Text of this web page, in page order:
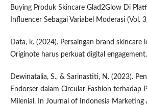
Buying Produk Skincare Glad2Glow Di
Influencer Sebagai Variabel Moderasi (Vol.
Data, k. (2024). Persaingan brand skincare
Originote harus perkuat digital
Dewinatalia, S., & Sarinastiti, N. (2023).
Endorser dalam Circular Fashion terhadap
Milenial. In Journal of Indonesia Marketing